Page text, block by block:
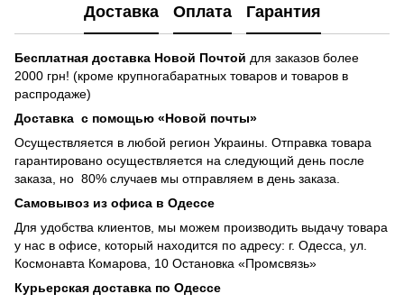
Доставка Оплата Гарантия
Бесплатная доставка Новой Почтой для заказов более
2000 грн! (кроме крупногабаратных товаров и товаров в
распродаже)
Доставка с помощью «Новой почты»
Осуществляется в любой регион Украины. Отправка товара
гарантировано осуществляется на следующий день после
заказа, но 80% случаев мы отправляем в день заказа.
Самовывоз из офиса в Одессе
Для удобства клиентов, мы можем производить выдачу товара
у нас в офисе, который находится по адресу: г. Одесса, ул.
Космонавта Комарова, 10 Остановка «Промсвязь»
Курьерская доставка по Одессе